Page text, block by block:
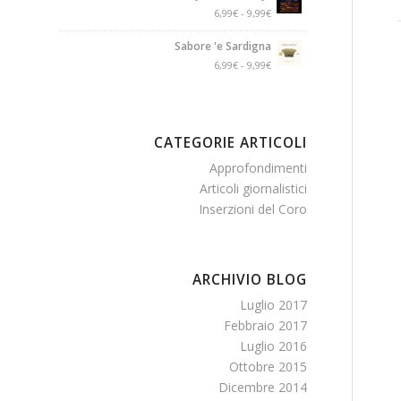
6,99€ - 9,99€
Sabore 'e Sardigna
6,99€ - 9,99€
CATEGORIE ARTICOLI
Approfondimenti
Articoli giornalistici
Inserzioni del Coro
ARCHIVIO BLOG
Luglio 2017
Febbraio 2017
Luglio 2016
Ottobre 2015
Dicembre 2014